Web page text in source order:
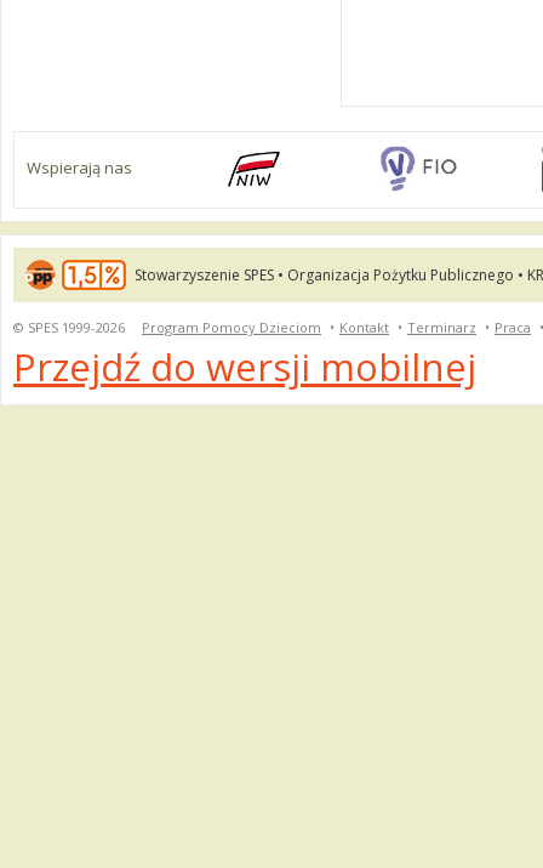
Wspierają nas
Stowarzyszenie SPES • Organizacja Pożytku Publicznego •
© SPES 1999-2026 Program Pomocy Dzieciom • Kontakt • Terminarz • Praca •
Przejdź do wersji mobilnej